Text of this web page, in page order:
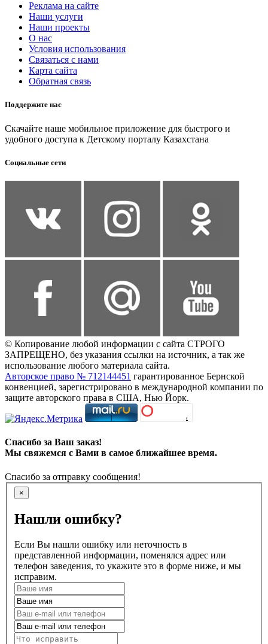
Реклама на сайте
Наши услуги
Наши проекты
О нас
Условия использования
Связаться с нами
Карта сайта
Обратная связь
Поддержите нас
Скачайте наше мобильное приложение для быстрого и
удобного доступа к Детскому порталу Казахстана
Социальные сети
© Копирование любой информации с сайта СТРОГО
ЗАПРЕЩЕНО, без указания ссылки на источник, а так же
использование любого материала сайта.
Авторское право № 712144451 гарантированное Бернской
конвенцией, зарегистрировано в международной компании по
защите авторского права в США, Нью Йорк.
Спасибо за Ваш заказ!
Мы свяжемся с Вами в самое ближайшее время.
Спасибо за отправку сообщения!
×
Нашли ошибку?
Если Вы нашли ошибку или неточность в
представленной информации, поменялся адрес или
телефон заведения, то укажите это в форме ниже, и мы
исправим.